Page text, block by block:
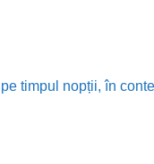
timpul nopții, în